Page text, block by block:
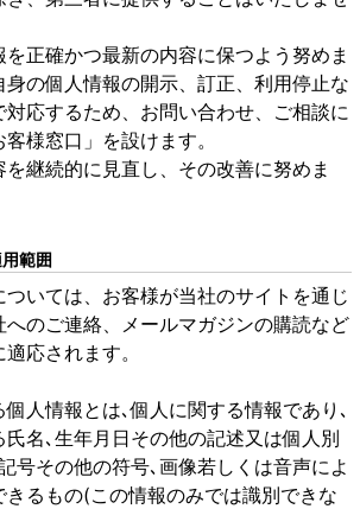
を正確かつ最新の内容に保つよう努めま
の個人情報の開示、訂正、利用停止な
対応するため、お問い合わせ、ご相談に
様窓口」を設けます。
を継続的に見直し、その改善に努めま
範囲
いては、お客様が当社のサイトを通じ
のご連絡、メールマガジンの購読など
応されます。
人情報とは､個人に関する情報であり､
名､生年月日その他の記述又は個人別
号その他の符号､画像若しくは音声によ
きるもの(この情報のみでは識別できな